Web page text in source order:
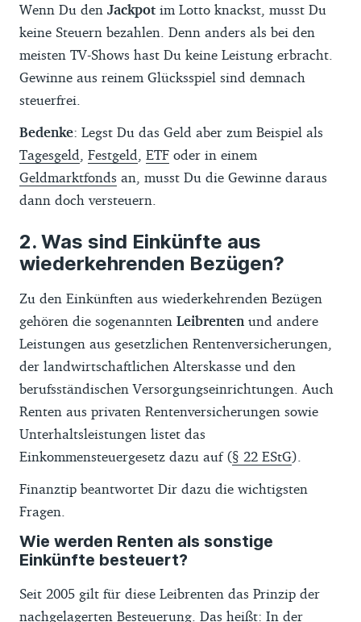
Wenn Du den Jackpot im Lotto knackst, musst Du
keine Steuern bezahlen. Denn anders als bei den
meisten TV-Shows hast Du keine Leistung erbracht.
Gewinne aus reinem Glücksspiel sind demnach
steuerfrei.
Bedenke: Legst Du das Geld aber zum Beispiel als
Tagesgeld Festgeld ETF oder in einem
Geldmarktfonds an, musst Du die Gewinne daraus
dann doch versteuern.
Was sind Einkünfte aus
wiederkehrenden Bezügen?
Zu den Einkünften aus wiederkehrenden Bezügen
gehören die sogenannten Leibrenten und andere
Leistungen aus gesetzlichen Rentenversicherungen,
der landwirtschaftlichen Alterskasse und den
berufsständischen Versorgungseinrichtungen. Auch
Renten aus privaten Rentenversicherungen sowie
Unterhaltsleistungen listet das
Einkommensteuergesetz dazu auf (§ 22 EStG).
Finanztip beantwortet Dir dazu die wichtigsten
Fragen.
Wie werden Renten als sonstige
Einkünfte besteuert?
Seit 2005 gilt für diese Leibrenten das Prinzip der
nachgelagerten Besteuerung. Das heißt: In der